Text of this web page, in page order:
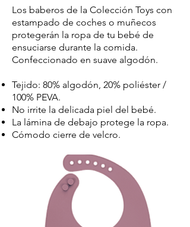
Los baberos de la Colección Toys con
estampado de coches o muñecos
protegerán la ropa de tu bebé de
ensuciarse durante la comida.
Confeccionado en suave algodón.
Tejido: 80% algodón, 20% poliéster /
100% PEVA.
No irrite la delicada piel del bebé.
La lámina de debajo protege la ropa.
Cómodo cierre de velcro.